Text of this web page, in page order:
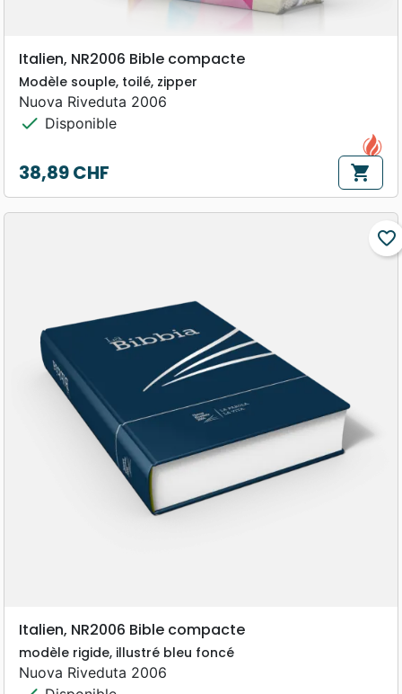
Italien, NR2006 Bible compacte
Modèle souple, toilé, zipper
Nuova Riveduta 2006
check Disponible
Prix
38,89 CHF shopping_cart
favorite_border
Italien, NR2006 Bible compacte
modèle rigide, illustré bleu foncé
Nuova Riveduta 2006